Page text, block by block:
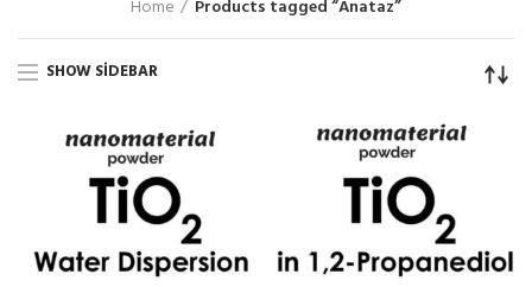
Home Products tagged “Anataz”
SHOW SIDEBAR